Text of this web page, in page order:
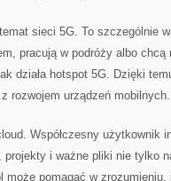
sieci 5G. To szczególnie
pracują w podróży albo
działa hotspot 5G. Dzięki
rozwojem urządzeń mobilnych.
Współczesny użytkownik
projekty i ważne pliki nie tylko
pomagać w zrozumieniu,